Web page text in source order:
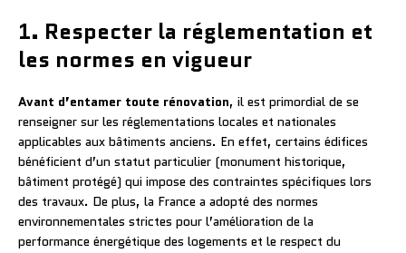
1. Respecter la réglementation et
les normes en vigueur
Avant d’entamer toute rénovation, il est primordial de se
renseigner sur les réglementations locales et nationales
applicables aux bâtiments anciens. En effet, certains édifices
bénéficient d’un statut particulier (monument historique,
bâtiment protégé) qui impose des contraintes spécifiques lors
des travaux. De plus, la France a adopté des normes
environnementales strictes pour l’amélioration de la
performance énergétique des logements et le respect du